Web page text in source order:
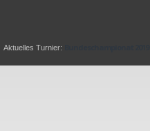
Aktuelles Turnier: